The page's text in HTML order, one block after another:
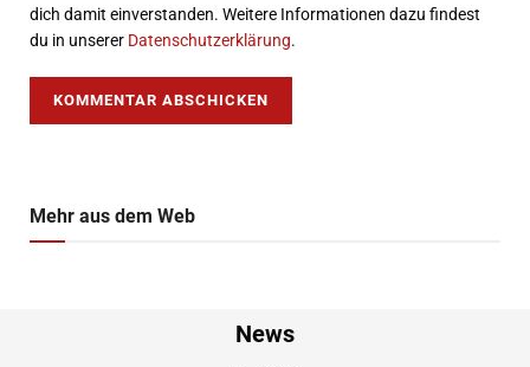
dich damit einverstanden. Weitere Informationen dazu findest
du in unserer Datenschutzerklärung.
Mehr aus dem Web
News